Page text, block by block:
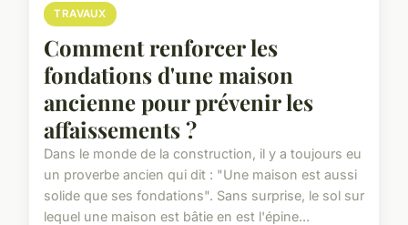
TRAVAUX
Comment renforcer les
fondations d'une maison
ancienne pour prévenir les
affaissements ?
Dans le monde de la construction, il y a toujours eu
un proverbe ancien qui dit : "Une maison est aussi
solide que ses fondations". Sans surprise, le sol sur
lequel une maison est bâtie en est l'épine...